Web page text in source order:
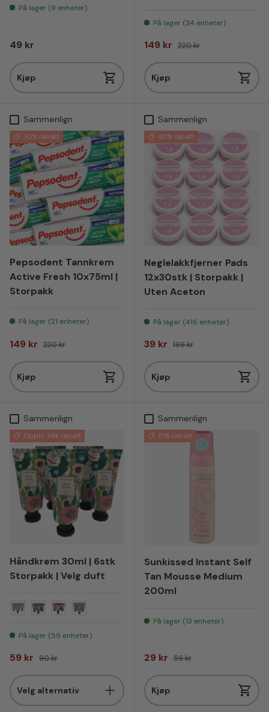
På lager (9 enheter)
Vanlig pris
49 kr
Kjøp
På lager (34 enheter)
Salgspris
149 kr Vanlig pris
220 kr
Kjøp
Sammenlign
32% rabatt
Pepsodent Tannkrem
Active Fresh 10x75ml |
Storpakk
På lager (21 enheter)
Salgspris
149 kr Vanlig pris
220 kr
Kjøp
Sammenlign
80% rabatt
Neglelakkfjerner Pads
12x30stk | Storpakk |
Uten Aceton
På lager (416 enheter)
Salgspris
39 kr Vanlig pris
199 kr
Kjøp
Sammenlign
Opptil 34% rabatt
Håndkrem 30ml | 6stk
Storpakk | Velg duft
Jasmin & Lavender
På lager (59 enheter)
Salgspris
59 kr Vanlig pris
90 kr
Velg alternativ
Sammenlign
51% rabatt
Sunkissed Instant Self
Tan Mousse Medium
200ml
På lager (13 enheter)
Salgspris
29 kr Vanlig pris
59 kr
Kjøp